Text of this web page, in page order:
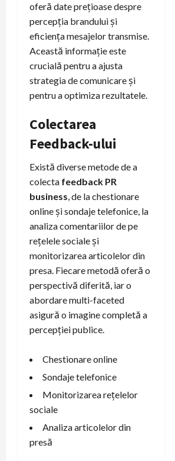
oferă date prețioase despre
percepția brandului și
eficiența mesajelor transmise.
Această informație este
crucială pentru a ajusta
strategia de comunicare și
pentru a optimiza rezultatele.
Colectarea
Feedback-ului
Există diverse metode de a
colecta feedback PR
business, de la chestionare
online și sondaje telefonice, la
analiza comentariilor de pe
rețelele sociale și
monitorizarea articolelor din
presa. Fiecare metodă oferă o
perspectivă diferită, iar o
abordare multi-faceted
asigură o imagine completă a
percepției publice.
Chestionare online
Sondaje telefonice
Monitorizarea rețelelor
sociale
Analiza articolelor din
presă